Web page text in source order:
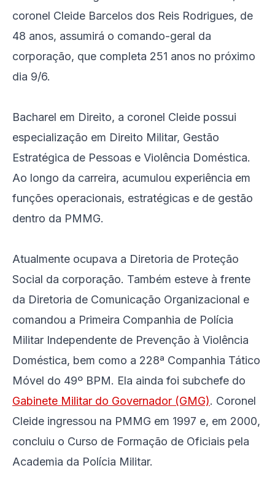
coronel Cleide Barcelos dos Reis Rodrigues, de
48 anos, assumirá o comando-geral da
corporação, que completa 251 anos no próximo
dia 9/6.
Bacharel em Direito, a coronel Cleide possui
especialização em Direito Militar, Gestão
Estratégica de Pessoas e Violência Doméstica.
Ao longo da carreira, acumulou experiência em
funções operacionais, estratégicas e de gestão
dentro da PMMG.
Atualmente ocupava a Diretoria de Proteção
Social da corporação. Também esteve à frente
da Diretoria de Comunicação Organizacional e
comandou a Primeira Companhia de Polícia
Militar Independente de Prevenção à Violência
Doméstica, bem como a 228ª Companhia Tático
Móvel do 49º BPM. Ela ainda foi subchefe do
Gabinete Militar do Governador (GMG). Coronel
Cleide ingressou na PMMG em 1997 e, em 2000,
concluiu o Curso de Formação de Oficiais pela
Academia da Polícia Militar.